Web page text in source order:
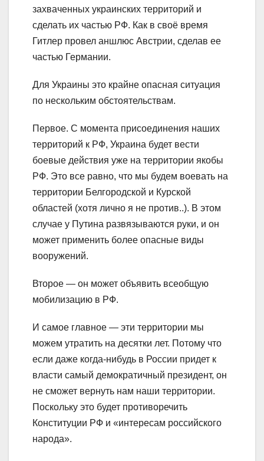
захваченных украинских территорий и
сделать их частью РФ. Как в своё время
Гитлер провел аншлюс Австрии, сделав ее
частью Германии.
Для Украины это крайне опасная ситуация
по нескольким обстоятельствам.
Первое. С момента присоединения наших
территорий к РФ, Украина будет вести
боевые действия уже на территории якобы
РФ. Это все равно, что мы будем воевать на
территории Белгородской и Курской
областей (хотя лично я не против..). В этом
случае у Путина развязываются руки, и он
может применить более опасные виды
вооружений.
Второе — он может объявить всеобщую
мобилизацию в РФ.
И самое главное — эти территории мы
можем утратить на десятки лет. Потому что
если даже когда-нибудь в России придет к
власти самый демократичный президент, он
не сможет вернуть нам наши территории.
Поскольку это будет противоречить
Конституции РФ и «интересам российского
народа».